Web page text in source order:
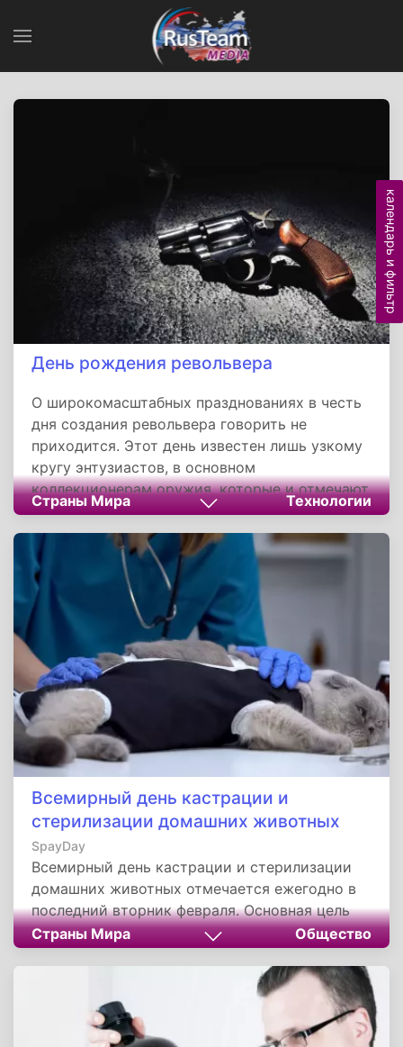
День рождения револьвера
О широкомасштабных празднованиях в честь
дня создания револьвера говорить не
приходится. Этот день известен лишь узкому
кругу энтузиастов, в основном
коллекционерам оружия, которые и отмечают
его. В этот период обычно организуются
тематические выставки, проводятся «круглые
столы» и мастер-классы, посвященные
истории огнестрельного оружия.
Страны Мира Технологии
Всемирный день кастрации и
стерилизации домашних животных
SpayDay
Всемирный день кастрации и стерилизации
домашних животных отмечается ежегодно в
последний вторник февраля. Основная цель
этой акции — привлечь внимание к
стерилизации как к наиболее гуманному и
эффективному способу контроля численности
бездомных животных.
Страны Мира Общество
календарь и фильтр